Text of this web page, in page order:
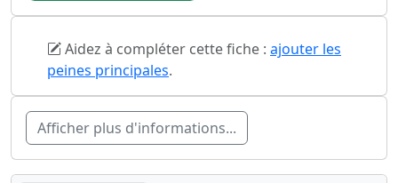
Aidez à compléter cette fiche : ajouter les
peines principales.
Afficher plus d'informations...